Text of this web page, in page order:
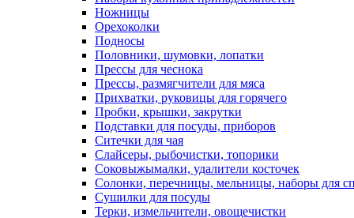
Ножницы
Орехоколки
Подносы
Половники, шумовки, лопатки
Прессы для чеснока
Прессы, размягчители для мяса
Прихватки, руковицы для горячего
Пробки, крышки, закрутки
Подставки для посуды, приборов
Ситечки для чая
Слайсеры, рыбочистки, топорики
Соковыжымалки, удалители косточек
Солонки, перечницы, мельницы, наборы для
Сушилки для посуды
Терки, измельчители, овощечистки